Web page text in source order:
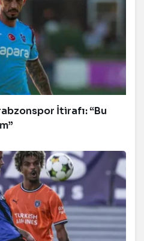
İtirafı: “Bu